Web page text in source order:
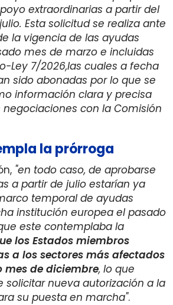
extraordinarias a partir del
Esta solicitud se realiza ante
la vigencia de las ayudas
mes de marzo e incluidas
Ley 7/2026,las cuales a fecha
sido abonadas por lo que se
información clara y precisa
con la Comisión
la prórroga
"en todo caso, de aprobarse
a partir de julio estarían ya
temporal de ayudas
institución europea el pasado
este contemplaba la
los Estados miembros
a los sectores más afectados
mes de diciembre, lo que
solicitar nueva autorización a la
su puesta en marcha".